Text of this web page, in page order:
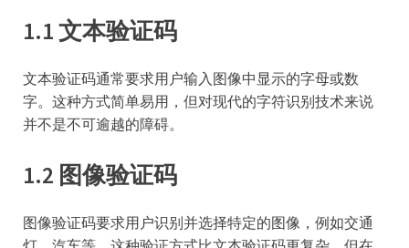
1.1 文本验证码
文本验证码通常要求用户输入图像中显示的字母或数
字。这种方式简单易用，但对现代的字符识别技术来说
并不是不可逾越的障碍。
1.2 图像验证码
图像验证码要求用户识别并选择特定的图像，例如交通